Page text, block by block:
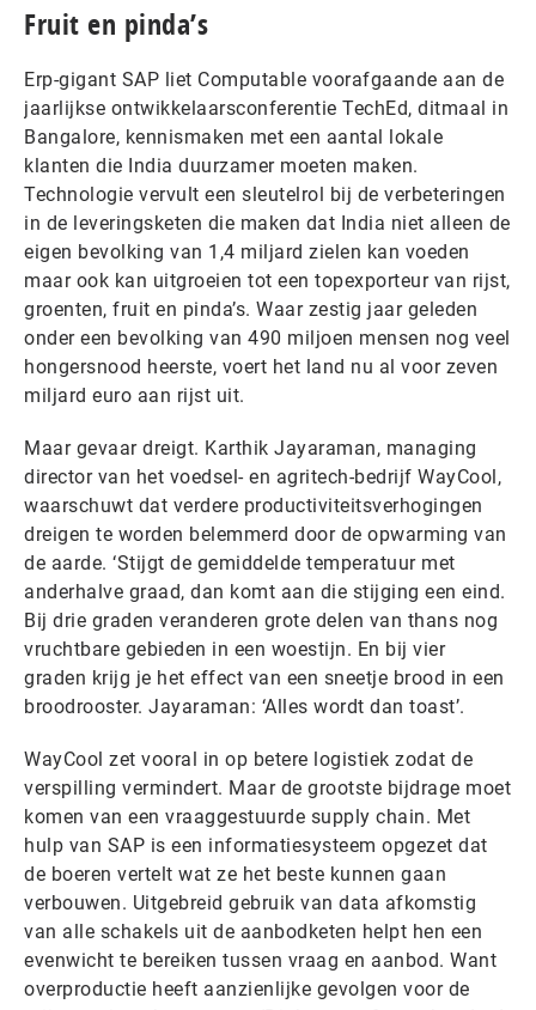
Fruit en pinda’s
Erp-gigant SAP liet Computable voorafgaande aan de
jaarlijkse ontwikkelaarsconferentie TechEd, ditmaal in
Bangalore, kennismaken met een aantal lokale
klanten die India duurzamer moeten maken.
Technologie vervult een sleutelrol bij de verbeteringen
in de leveringsketen die maken dat India niet alleen de
eigen bevolking van 1,4 miljard zielen kan voeden
maar ook kan uitgroeien tot een topexporteur van rijst,
groenten, fruit en pinda’s. Waar zestig jaar geleden
onder een bevolking van 490 miljoen mensen nog veel
hongersnood heerste, voert het land nu al voor zeven
miljard euro aan rijst uit.
Maar gevaar dreigt. Karthik Jayaraman, managing
director van het voedsel- en agritech-bedrijf WayCool,
waarschuwt dat verdere productiviteitsverhogingen
dreigen te worden belemmerd door de opwarming van
de aarde. ‘Stijgt de gemiddelde temperatuur met
anderhalve graad, dan komt aan die stijging een eind.
Bij drie graden veranderen grote delen van thans nog
vruchtbare gebieden in een woestijn. En bij vier
graden krijg je het effect van een sneetje brood in een
broodrooster. Jayaraman: ‘Alles wordt dan toast’.
WayCool zet vooral in op betere logistiek zodat de
verspilling vermindert. Maar de grootste bijdrage moet
komen van een vraaggestuurde supply chain. Met
hulp van SAP is een informatiesysteem opgezet dat
de boeren vertelt wat ze het beste kunnen gaan
verbouwen. Uitgebreid gebruik van data afkomstig
van alle schakels uit de aanbodketen helpt hen een
evenwicht te bereiken tussen vraag en aanbod. Want
overproductie heeft aanzienlijke gevolgen voor de